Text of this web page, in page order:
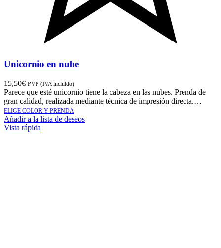
Unicornio en nube
15,50€ PVP (IVA incluido)
Parece que esté unicornio tiene la cabeza en las nubes. Prenda de
gran calidad, realizada mediante técnica de impresión directa.…
ELIGE COLOR Y PRENDA
Añadir a la lista de deseos
Vista rápida